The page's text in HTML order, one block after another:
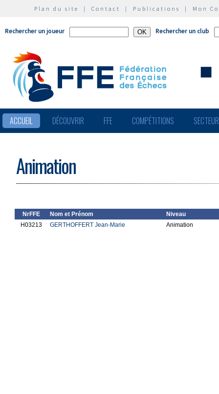
Plan du site | Contact | Publications | Mon
Rechercher un joueur Rechercher un club
ACCUEIL DÉCOUVRIR FFE COMPÉTITIONS
Animation
NrFFE Nom et Prénom
Niveau
H03213
GERTHOFFERT Jean-Marie Animation